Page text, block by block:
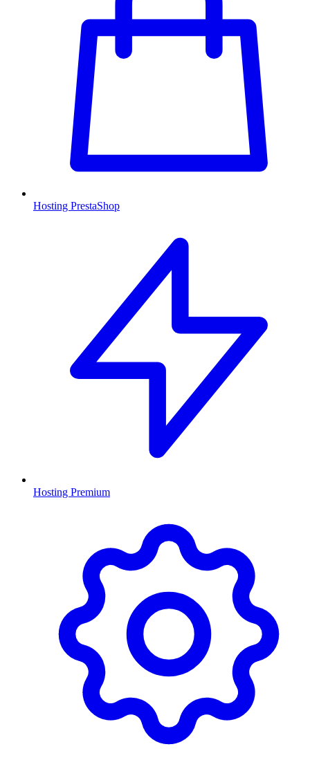
Hosting PrestaShop
Hosting Premium